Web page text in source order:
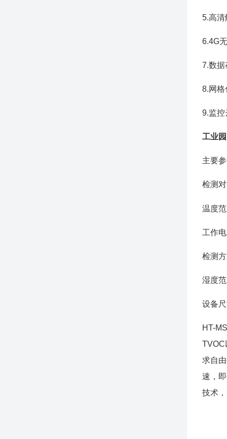
5.高清
6.4G
7.数据
8.网格
9.监控
工业
主要
检测
温度
工作
检测
湿度
设备
HT-
TVOC
求自
速，
技术